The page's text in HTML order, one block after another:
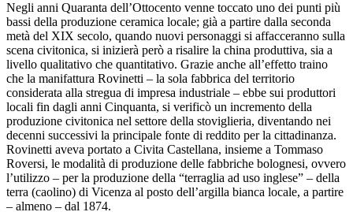
Negli anni Quaranta dell’Ottocento venne toccato uno dei punti più
bassi della produzione ceramica locale; già a partire dalla seconda
metà del XIX secolo, quando nuovi personaggi si affacceranno sulla
scena civitonica, si inizierà però a risalire la china produttiva, sia a
livello qualitativo che quantitativo. Grazie anche all’effetto traino
che la manifattura Rovinetti – la sola fabbrica del territorio
considerata alla stregua di impresa industriale – ebbe sui produttori
locali fin dagli anni Cinquanta, si verificò un incremento della
produzione civitonica nel settore della stoviglieria, diventando nei
decenni successivi la principale fonte di reddito per la cittadinanza.
Rovinetti aveva portato a Civita Castellana, insieme a Tommaso
Roversi, le modalità di produzione delle fabbriche bolognesi, ovvero
l’utilizzo – per la produzione della “terraglia ad uso inglese” – della
terra (caolino) di Vicenza al posto dell’argilla bianca locale, a partire
– almeno – dal 1874.